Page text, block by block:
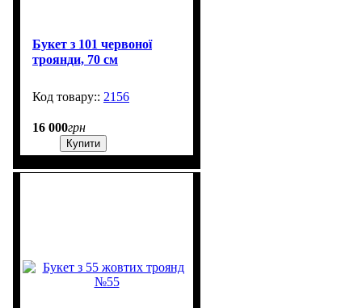
Букет з 101 червоної
троянди, 70 см
2156
16 000грн
Купити